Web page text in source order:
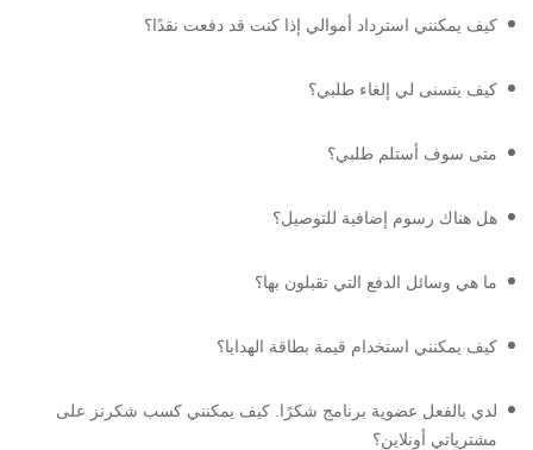
كيف يمكنني استرداد أموالي إذا كنت قد دفعت نقدًا؟
كيف يتسنى لي إلغاء طلبي؟
متى سوف أستلم طلبي؟
هل هناك رسوم إضافية للتوصيل؟
ما هي وسائل الدفع التي تقبلون بها؟
كيف يمكنني استخدام قيمة بطاقة الهدايا؟
لدي بالفعل عضوية برنامج شكرًا. كيف يمكنني كسب شكرنز على
مشترياتي أونلاين؟